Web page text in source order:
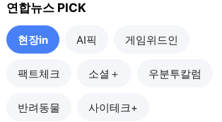
연합뉴스 PICK
현장in AI픽 게임위드인
팩트체크 소셜＋ 우분투칼럼
반려동물 사이테크+